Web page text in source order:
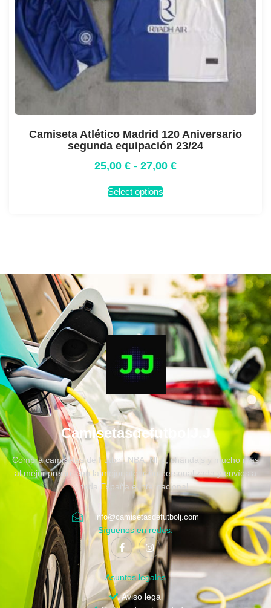
Camiseta Atlético Madrid 120 Aniversario
segunda equipación 23/24
25,00 € - 27,00 €
Select options
CamisetasdefutbolJ.J
Compra camisetas de Fútbol, NBA, NFL, chandals y mucho más
al mejor precio, con la mejor atención personalizada y envíos a
toda España e internacional.
info@camisetasdefutbolj.com
Síguenos en redes:
Asuntos legales
Aviso legal